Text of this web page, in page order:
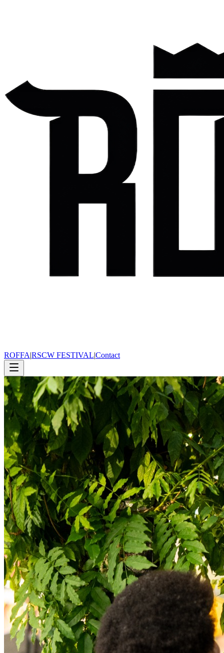
ROFFA|RSCW FESTIVAL|Contact